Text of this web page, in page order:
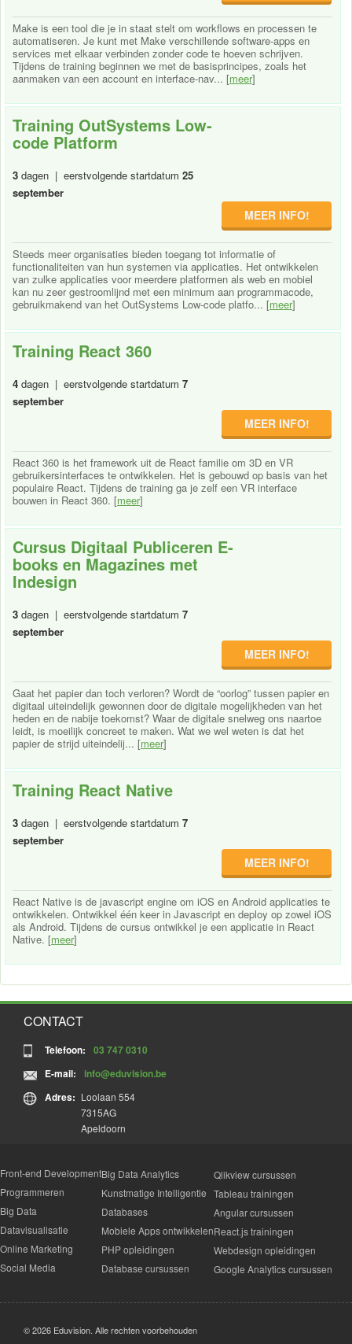
Make is een tool die je in staat stelt om workflows en processen te
automatiseren. Je kunt met Make verschillende software-apps en
services met elkaar verbinden zonder code te hoeven schrijven.
Tijdens de training beginnen we met de basisprincipes, zoals het
aanmaken van een account en interface-nav... [meer]
Training OutSystems Low-
code Platform
3 dagen | eerstvolgende startdatum 25
september
MEER INFO!
Steeds meer organisaties bieden toegang tot informatie of
functionaliteiten van hun systemen via applicaties. Het ontwikkelen
van zulke applicaties voor meerdere platformen als web en mobiel
kan nu zeer gestroomlijnd met een minimum aan programmacode,
gebruikmakend van het OutSystems Low-code platfo... [meer]
Training React 360
4 dagen | eerstvolgende startdatum 7
september
MEER INFO!
React 360 is het framework uit de React familie om 3D en VR
gebruikersinterfaces te ontwikkelen. Het is gebouwd op basis van het
populaire React. Tijdens de training ga je zelf een VR interface
bouwen in React 360. [meer]
Cursus Digitaal Publiceren E-
books en Magazines met
Indesign
3 dagen | eerstvolgende startdatum 7
september
MEER INFO!
Gaat het papier dan toch verloren? Wordt de “oorlog” tussen papier en
digitaal uiteindelijk gewonnen door de digitale mogelijkheden van het
heden en de nabije toekomst? Waar de digitale snelweg ons naartoe
leidt, is moeilijk concreet te maken. Wat we wel weten is dat het
papier de strijd uiteindelij... [meer]
Training React Native
3 dagen | eerstvolgende startdatum 7
september
MEER INFO!
React Native is de javascript engine om iOS en Android applicaties te
ontwikkelen. Ontwikkel één keer in Javascript en deploy op zowel iOS
als Android. Tijdens de cursus ontwikkel je een applicatie in React
Native. [meer]
CONTACT
Telefoon:
03 747 0310
E-mail:
info@eduvision.be
Adres: Loolaan 554
7315AG
Apeldoorn
Front-end Development
Programmeren
Big Data
Datavisualisatie
Online Marketing
Social Media
Big Data Analytics
Kunstmatige Intelligentie
Databases
Mobiele Apps ontwikkelen
PHP opleidingen
Database cursussen
Qlikview cursussen
Tableau trainingen
Angular cursussen
React.js trainingen
Webdesign opleidingen
Google Analytics cursussen
© 2026 Eduvision. Alle rechten voorbehouden